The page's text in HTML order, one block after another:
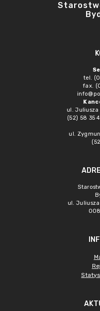
tel.
fax.
ul. Juliusza
(52) 58 35
ul.
ul.